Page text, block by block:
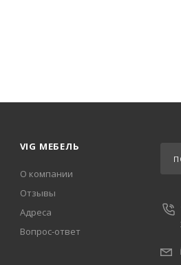
VIG МЕБЕЛЬ
О компании
Отзывы
Адреса
Вопрос-ответ